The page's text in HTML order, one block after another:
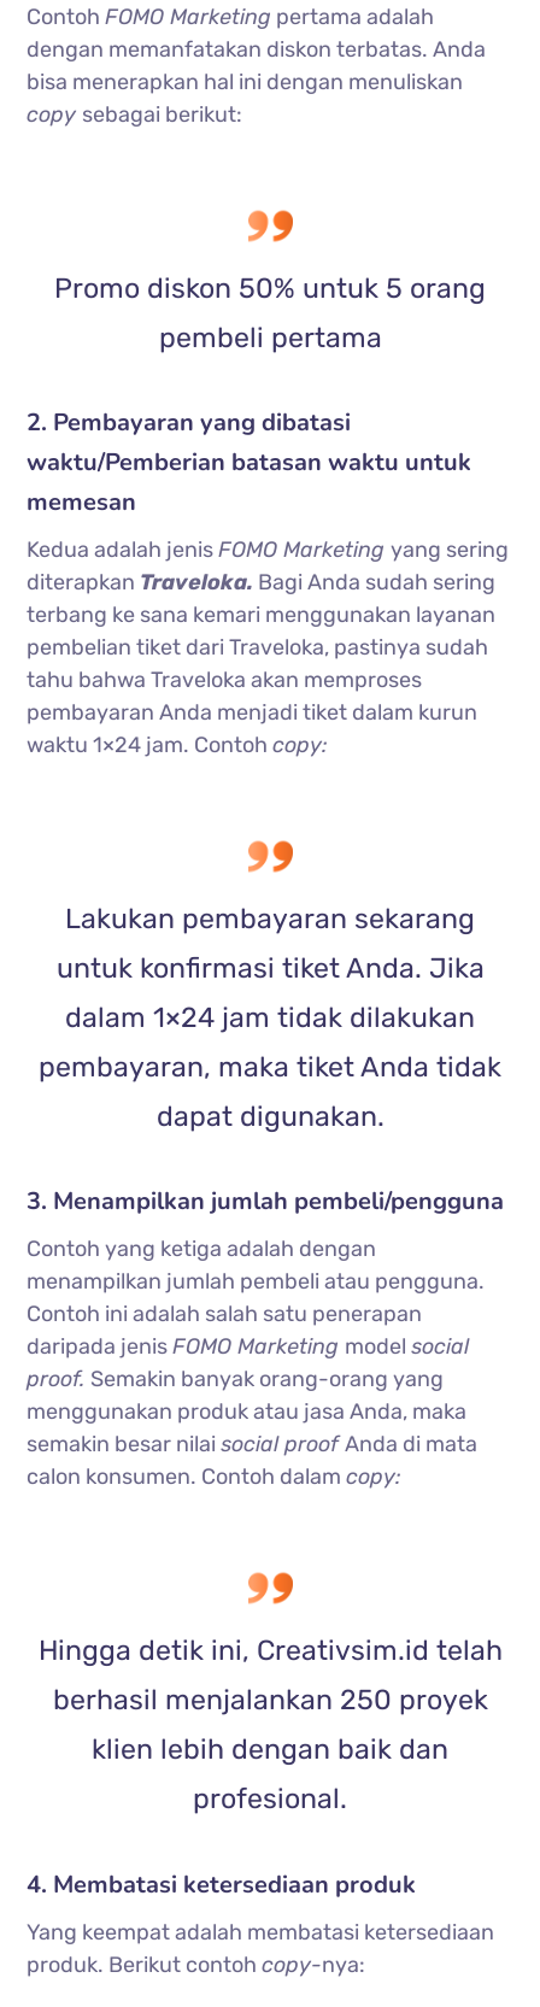
ContohFOMO Marketing pertama adalah
dengan memanfatakan diskon terbatas. Anda
bisa menerapkan hal ini dengan menuliskan
copy sebagai berikut:
Promo diskon 50% untuk 5 orang
pembeli pertama
2. Pembayaran yang dibatasi
waktu/Pemberian batasan waktu untuk
memesan
Kedua adalah jenisFOMO Marketingyang sering
diterapkan Traveloka. Bagi Anda sudah sering
terbang ke sana kemari menggunakan layanan
pembelian tiket dari Traveloka, pastinya sudah
tahu bahwa Traveloka akan memproses
pembayaran Anda menjadi tiket dalam kurun
waktu 1×24 jam. Contohcopy:
Lakukan pembayaran sekarang
untuk konfirmasi tiket Anda. Jika
dalam 1×24 jam tidak dilakukan
pembayaran, maka tiket Anda tidak
dapat digunakan.
3. Menampilkan jumlah pembeli/pengguna
Contoh yang ketiga adalah dengan
menampilkan jumlah pembeli atau pengguna.
Contoh ini adalah salah satu penerapan
daripada jenisFOMO Marketing modelsocial
proof. Semakin banyak orang-orang yang
menggunakan produk atau jasa Anda, maka
semakin besar nilaisocial proofAnda di mata
calon konsumen. Contoh dalamcopy:
Hingga detik ini, Creativsim.id telah
berhasil menjalankan 250 proyek
klien lebih dengan baik dan
profesional.
4. Membatasi ketersediaan produk
Yang keempat adalah membatasi ketersediaan
produk. Berikut contohcopy-nya: